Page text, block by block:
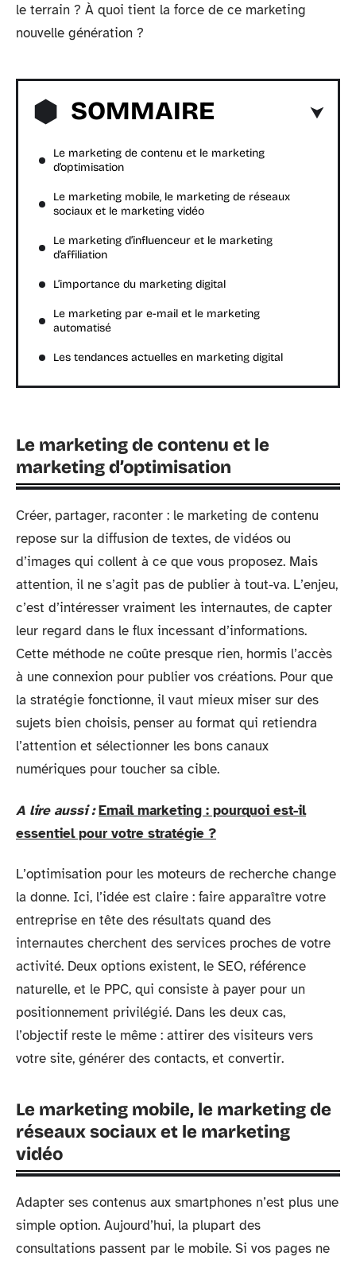
le terrain ? À quoi tient la force de ce marketing
nouvelle génération ?
SOMMAIRE
Le marketing de contenu et le marketing
d’optimisation
Le marketing mobile, le marketing de réseaux
sociaux et le marketing vidéo
Le marketing d’influenceur et le marketing
d’affiliation
L’importance du marketing digital
Le marketing par e-mail et le marketing
automatisé
Les tendances actuelles en marketing digital
Le marketing de contenu et le
marketing d’optimisation
Créer, partager, raconter : le marketing de contenu
repose sur la diffusion de textes, de vidéos ou
d’images qui collent à ce que vous proposez. Mais
attention, il ne s’agit pas de publier à tout-va. L’enjeu,
c’est d’intéresser vraiment les internautes, de capter
leur regard dans le flux incessant d’informations.
Cette méthode ne coûte presque rien, hormis l’accès
à une connexion pour publier vos créations. Pour que
la stratégie fonctionne, il vaut mieux miser sur des
sujets bien choisis, penser au format qui retiendra
l’attention et sélectionner les bons canaux
numériques pour toucher sa cible.
A lire aussi : Email marketing : pourquoi est-il
essentiel pour votre stratégie ?
L’optimisation pour les moteurs de recherche change
la donne. Ici, l’idée est claire : faire apparaître votre
entreprise en tête des résultats quand des
internautes cherchent des services proches de votre
activité. Deux options existent, le SEO, référence
naturelle, et le PPC, qui consiste à payer pour un
positionnement privilégié. Dans les deux cas,
l’objectif reste le même : attirer des visiteurs vers
votre site, générer des contacts, et convertir.
Le marketing mobile, le marketing de
réseaux sociaux et le marketing
vidéo
Adapter ses contenus aux smartphones n’est plus une
simple option. Aujourd’hui, la plupart des
consultations passent par le mobile. Si vos pages ne